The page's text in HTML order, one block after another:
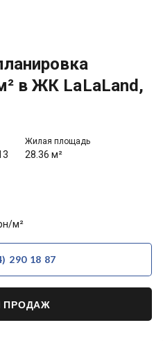
в ЖК LaLaLand,
Жилая площадь
28.36 м²
м²
290 18 87
ПРОДАЖ